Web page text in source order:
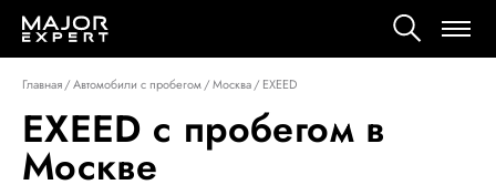
Главная/Автомобили с пробегом/Москва/EXEED
EXEED с пробегом в
Москве